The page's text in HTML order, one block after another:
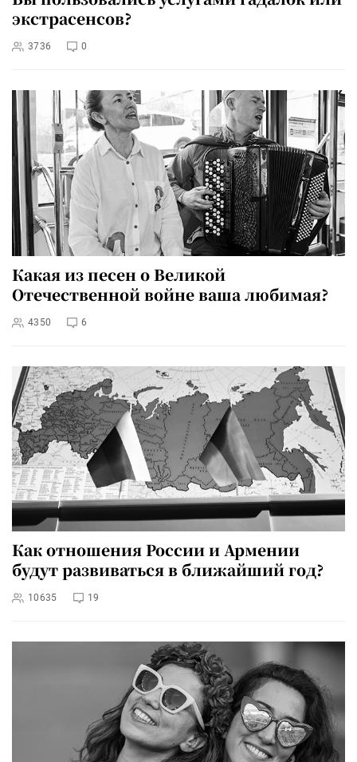
экстрасенсов?
3736 0
Какая из песен о Великой
Отечественной войне ваша любимая?
4350 6
Как отношения России и Армении
будут развиваться в ближайший год?
10635 19